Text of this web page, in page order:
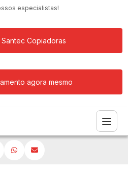
especialistas!
Copiadoras
agora mesmo